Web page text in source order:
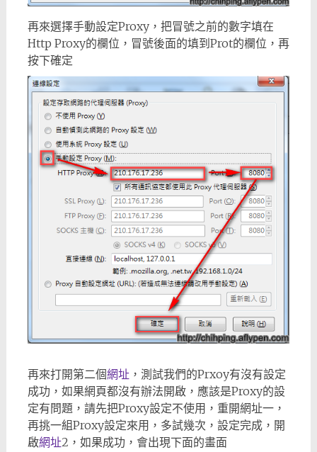
再來選擇手動設定Proxy，把冒號之前的數字填在
Http Proxy的欄位，冒號後面的填到Prot的欄位，再
按下確定
再來打開第二個網址，測試我們的Prxoy有沒有設定
成功，如果網頁都沒有辦法開啟，應該是Proxy的設
定有問題，請先把Proxy設定不使用，重開網址一，
再挑一組Proxy設定來用，多試幾次，設定完成，開
啟網址2，如果成功，會出現下面的畫面